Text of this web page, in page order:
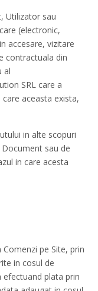
Utilizator sau
(electronic,
accesare, vizitare
contractuala din
al
SRL care a
aceasta exista,
in alte scopuri
sau de
in care acesta
pe Site, prin
in cosul de
efectuand plata prin